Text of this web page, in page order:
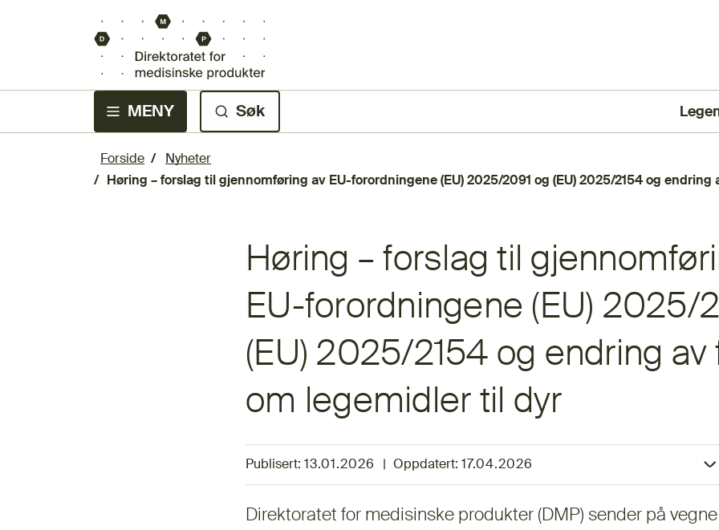
MENY Søk
Forside
Nyheter
Høring – forslag til gjennomføring av EU-forordningene (EU) 2025/2091 og (EU) 2025/2154 og
Høring – forslag til
EU-forordningene (EU) 2025/
(EU) 2025/2154 og endring av
om legemidler til dyr
Publisert: 13.01.2026 Oppdatert:17.04.2026
Direktoratet for medisinske produkter (DMP) sender på